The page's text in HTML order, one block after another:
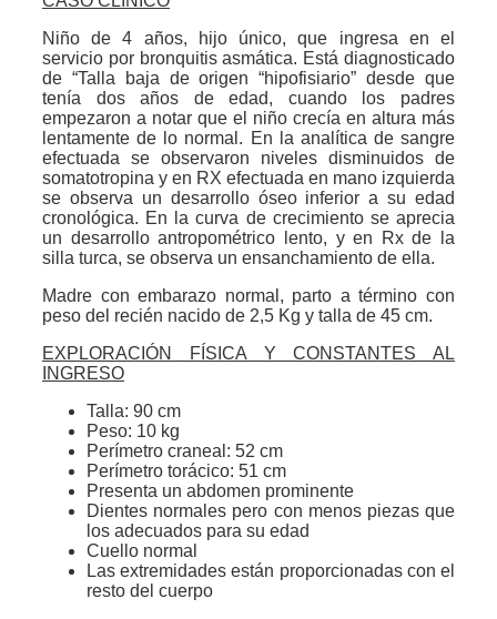
Niño de 4 años, hijo único, que ingresa en el
servicio por bronquitis asmática. Está diagnosticado
de “Talla baja de origen “hipofisiario” desde que
tenía dos años de edad, cuando los padres
empezaron a notar que el niño crecía en altura más
lentamente de lo normal. En la analítica de sangre
efectuada se observaron niveles disminuidos de
somatotropina y en RX efectuada en mano izquierda
se observa un desarrollo óseo inferior a su edad
cronológica. En la curva de crecimiento se aprecia
un desarrollo antropométrico lento, y en Rx de la
silla turca, se observa un ensanchamiento de ella.
Madre con embarazo normal, parto a término con
peso del recién nacido de 2,5 Kg y talla de 45 cm.
EXPLORACIÓN FÍSICA Y CONSTANTES AL
INGRESO
Talla: 90 cm
Peso: 10 kg
Perímetro craneal: 52 cm
Perímetro torácico: 51 cm
Presenta un abdomen prominente
Dientes normales pero con menos piezas que
los adecuados para su edad
Cuello normal
Las extremidades están proporcionadas con el
resto del cuerpo